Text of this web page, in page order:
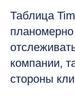
Таблица
компании,
стороны